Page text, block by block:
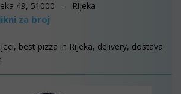
49, 51000 - Rijeka
za broj
best pizza in Rijeka, delivery, dostava